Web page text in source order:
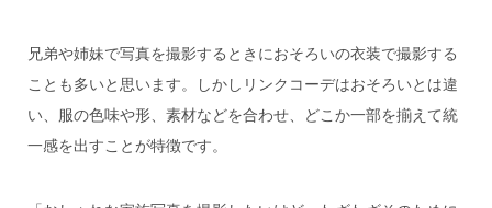
兄弟や姉妹で写真を撮影するときにおそろいの衣装で撮影する
ことも多いと思います。しかしリンクコーデはおそろいとは違
い、服の色味や形、素材などを合わせ、どこか一部を揃えて統
一感を出すことが特徴です。